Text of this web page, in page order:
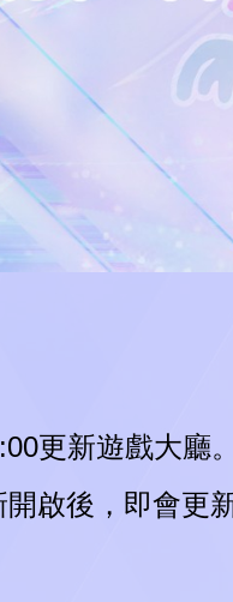
更新遊戲大廳。
啟後，即會更